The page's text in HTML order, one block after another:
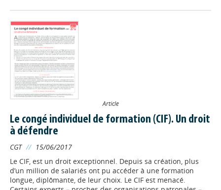
Article
Le congé individuel de formation (CIF). Un droit
à défendre
CGT // 15/06/2017
Le CIF, est un droit exceptionnel. Depuis sa création, plus
d’un million de salariés ont pu accéder à une formation
longue, diplômante, de leur choix. Le CIF est menacé.